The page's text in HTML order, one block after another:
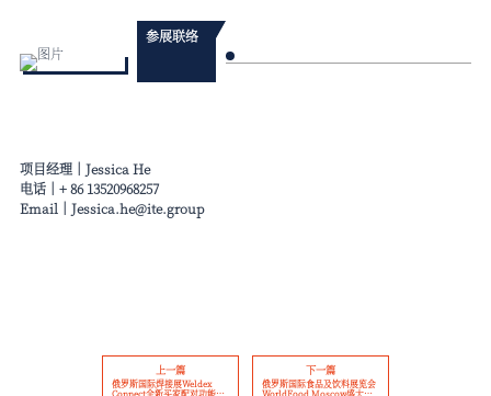
参展联络
项目经理 ｜ Jessica He
电话 ｜ + 86 13520968257
Email ｜ Jessica.he@ite.group
上一篇
俄罗斯国际焊接展Weldex
下一篇
俄罗斯国际食品及饮料展览会